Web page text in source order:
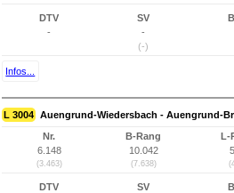
DTV
-
SV
-
(-)
Infos...
L 3004 Auengrund-Wiedersbach - Auengrund-
Nr.
6.148
(3.463)
B-Rang
10.042
(7.638)
L-
DTV
SV